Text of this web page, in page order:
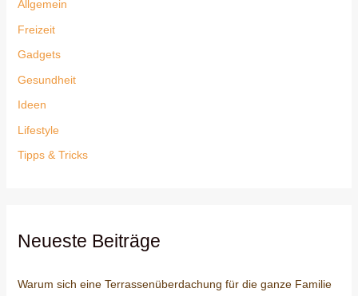
Allgemein
Freizeit
Gadgets
Gesundheit
Ideen
Lifestyle
Tipps & Tricks
Neueste Beiträge
Warum sich eine Terrassenüberdachung für die ganze Familie